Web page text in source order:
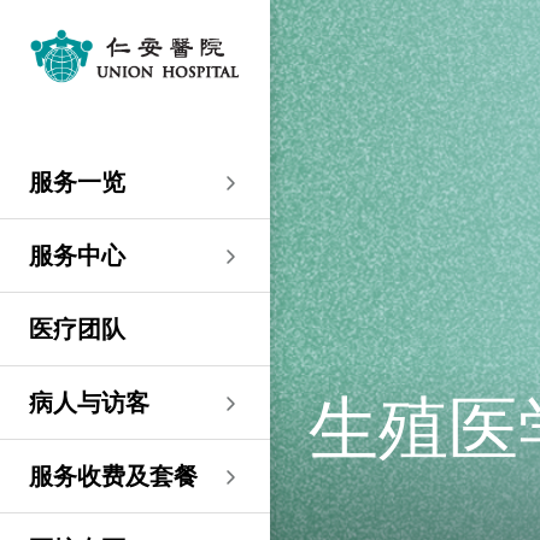
服务一览
服务一览
急症及门诊
专科服务
专科服务
妇产科／生殖医学
妇产科／生殖医学
妇产科
生殖医学科
外科
外科
乳房健康
泌尿外科
心胸肺外科
整形外科
骨科
内科
肠胃肝脏科
呼吸系统科
内分泌及糖尿科
肾科
肿瘤科
儿科
小儿外科及小儿泌尿科
过敏专科服务
其他医疗服务
其他医疗服务
健康检查
疫苗注射
物理治疗
言语治疗
服务中心
服务中心
大围仁安医院
仁安微创中心
儿科/婴儿健康中心
乳房保健及治疗中心
仁安内视镜及日间手
术中心
尖沙咀 H Zentre
尖沙咀 H Zentre
仁安肿瘤中心
仁安医疗造影体检中
心
尖沙咀美丽华广场
尖沙咀美丽华广场
仁安植发中心
仁安医院分科诊所 (尖
沙咀)
仁安医院分科诊所 (尖
仁安医院分科诊所 (尖
沙咀) 内视镜及日间治
疗中心
分科诊所
分科诊所
沙咀)
仁安医院分科诊所 (将
军澳)
仁安医院分科诊所
仁安医院分科诊所
仁安医院分科诊所
(荃湾)
医疗团队
病人与访客
病人与访客
入院准备
留院指南
部门服务时间
恶劣天气安排
病人权益
病人权益
病人与家庭委员会
意见回馈
健康资讯
健康资讯
小册子
服务收费及套餐
服务收费及套餐
医疗券计划
医护专区
费用预算
费用预算
度的先导计划
住院及手术费用预计表
服务费用预算
休假通知只适用于V-
CODE医生
护士训练学校
护士网上培训系统
(CNE)
关于仁安
仁安概览
纪念日志
医学研究
认证及奖项
仁心仁术慈善计划
资讯中心
资讯中心
新闻稿
专栏文章
小册子
感染控制
职位空缺
联络我们
位置及交通
意见回馈
其他查询
生殖医